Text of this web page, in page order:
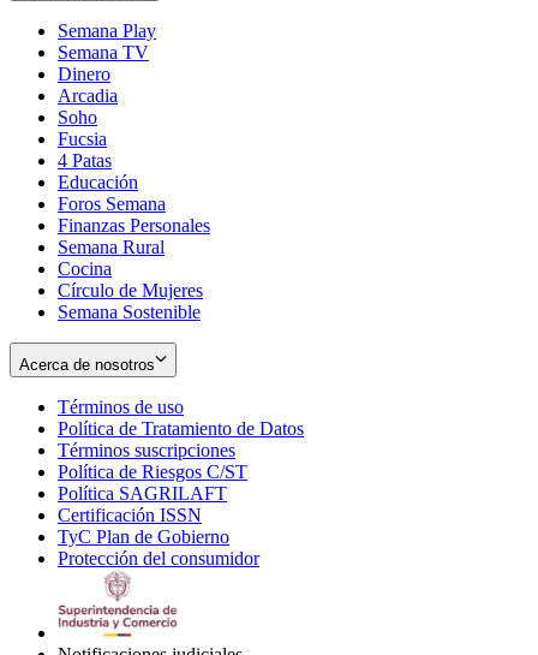
Semana Play
Semana TV
Dinero
Arcadia
Soho
in
new
window
Fucsia
in
new
window
4 Patas
Educación
Foros Semana
Finanzas Personales
Semana Rural
Cocina
Círculo de Mujeres
Semana Sostenible
Acerca de nosotros
Términos de uso
in
new
window
Política de Tratamiento de Datos
Términos suscripciones
in
Política de Riesgos C/ST
Política SAGRILAFT
new
window
Certificación ISSN
in
new
TyC Plan de Gobierno
in
Protección del consumidorOpens